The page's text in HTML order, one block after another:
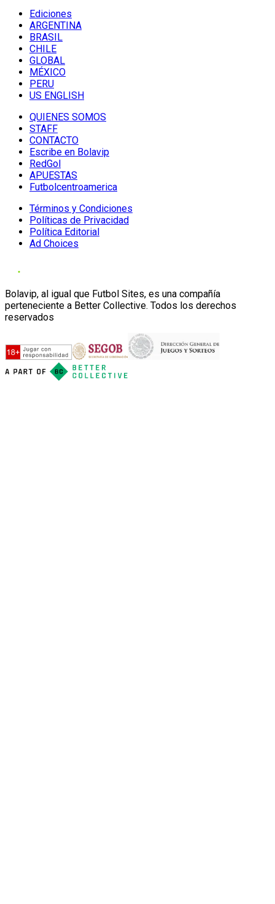
Ediciones
ARGENTINA
BRASIL
CHILE
GLOBAL
MÉXICO
PERU
US ENGLISH
QUIENES SOMOS
STAFF
CONTACTO
Escribe en Bolavip
RedGol
APUESTAS
Futbolcentroamerica
Términos y Condiciones
Políticas de Privacidad
Política Editorial
Ad Choices
Bolavip, al igual que Futbol Sites, es una compañía
perteneciente a Better Collective. Todos los derechos
reservados